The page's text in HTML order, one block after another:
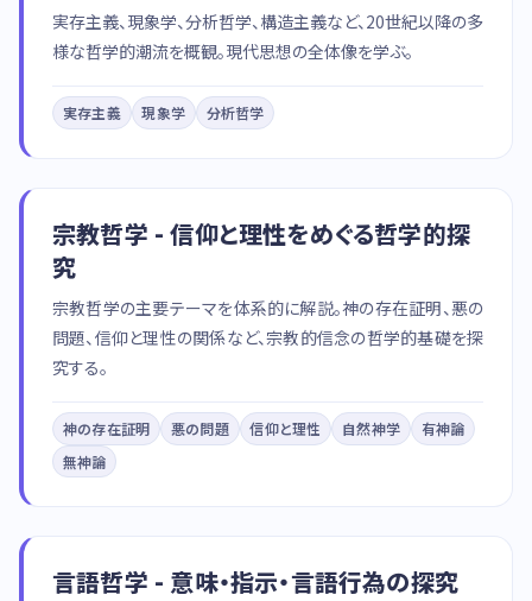
実存主義、現象学、分析哲学、構造主義など、20世紀以降の多
様な哲学的潮流を概観。現代思想の全体像を学ぶ。
実存主義 現象学 分析哲学
宗教哲学 - 信仰と理性をめぐる哲学的探
究
宗教哲学の主要テーマを体系的に解説。神の存在証明、悪の
問題、信仰と理性の関係など、宗教的信念の哲学的基礎を探
究する。
神の存在証明 悪の問題 信仰と理性 自然神学
有神論
無神論
言語哲学 - 意味・指示・言語行為の探究